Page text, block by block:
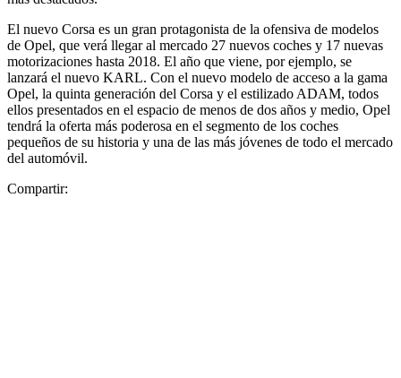
El nuevo Corsa es un gran protagonista de la ofensiva de modelos
de Opel, que verá llegar al mercado 27 nuevos coches y 17 nuevas
motorizaciones hasta 2018. El año que viene, por ejemplo, se
lanzará el nuevo KARL. Con el nuevo modelo de acceso a la gama
Opel, la quinta generación del Corsa y el estilizado ADAM, todos
ellos presentados en el espacio de menos de dos años y medio, Opel
tendrá la oferta más poderosa en el segmento de los coches
pequeños de su historia y una de las más jóvenes de todo el mercado
del automóvil.
Compartir: